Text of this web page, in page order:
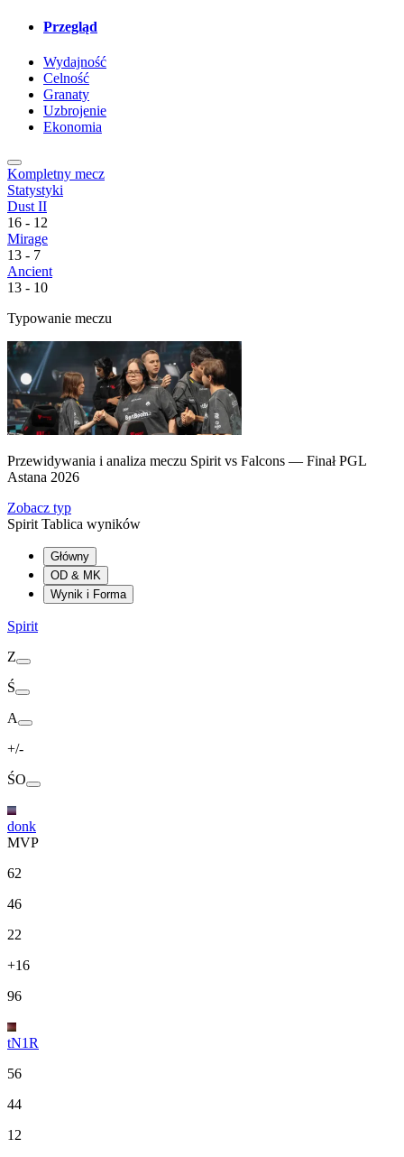
Przegląd
Wydajność
Celność
Granaty
Uzbrojenie
Ekonomia
Kompletny mecz
Statystyki
Dust II
16 - 12
Mirage
13 - 7
Ancient
13 - 10
Typowanie meczu
Przewidywania i analiza meczu Spirit vs Falcons — Finał PGL
Astana 2026
Zobacz typ
Spirit Tablica wyników
Główny
OD & MK
Wynik i Forma
Spirit
Z
Ś
A
+/-
ŚO
donk
MVP
62
46
22
+16
96
tN1R
56
44
12